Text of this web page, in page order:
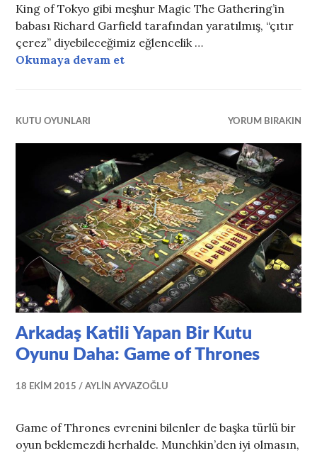
King of Tokyo gibi meşhur Magic The Gathering’in
babası Richard Garfield tarafından yaratılmış, “çıtır
çerez” diyebileceğimiz eğlencelik …
Okumaya devam etNew York’un Kralı Gelsin!
KUTU OYUNLARI YORUM BIRAKIN
Arkadaş Katili Yapan Bir Kutu
Oyunu Daha: Game of Thrones
18 EKIM 2015 AYLIN AYVAZOĞLU
Game of Thrones evrenini bilenler de başka türlü bir
oyun beklemezdi herhalde. Munchkin’den iyi olmasın,